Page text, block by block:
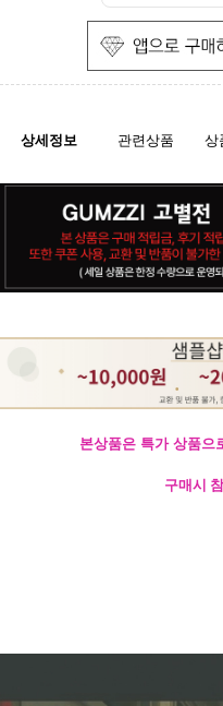
상세정보 관련상품 상
본상품은 특가 상품으
구매시